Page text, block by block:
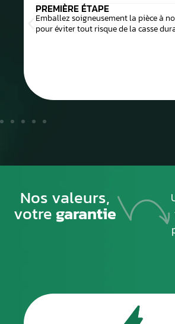
PREMIÈRE ÉTAPE
Emballez soigneusement la pièce à
pour éviter tout risque de la casse
Nos valeurs,
votregarantie